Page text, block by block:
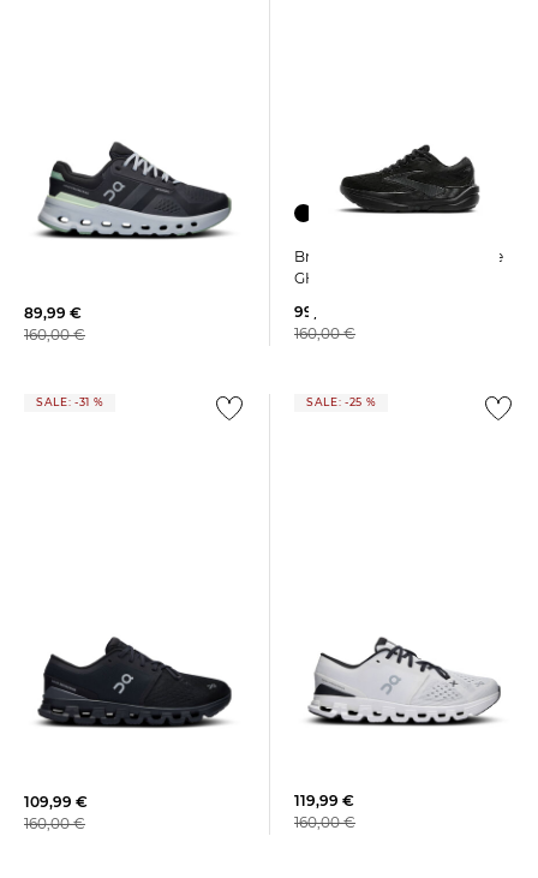
89,99 €
160,00 €
Brooks | Herren Laufschuhe
GHOST MAX 3
99,99 €
160,00 €
SALE: -31 %
109,99 €
160,00 €
SALE: -25 %
119,99 €
160,00 €